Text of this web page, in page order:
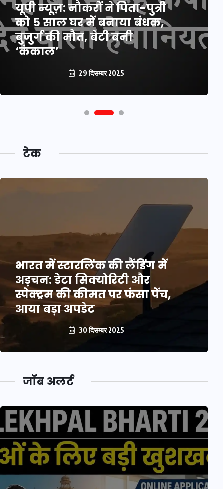
यूपी न्यूज़: नौकरों ने पिता-पुत्री
को 5 साल घर में बनाया बंधक,
बुजुर्ग की मौत, बेटी बनी
‘कंकाल’
29 दिसम्बर 2025
टेक
भारत में स्टारलिंक की लैंडिंग में
अड़चन: डेटा सिक्योरिटी और
स्पेक्ट्रम की कीमत पर फंसा पेंच,
आया बड़ा अपडेट
30 दिसम्बर 2025
जॉब अलर्ट